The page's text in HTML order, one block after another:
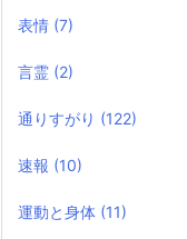
表情 (7)
言霊 (2)
通りすがり (122)
速報 (10)
運動と身体 (11)